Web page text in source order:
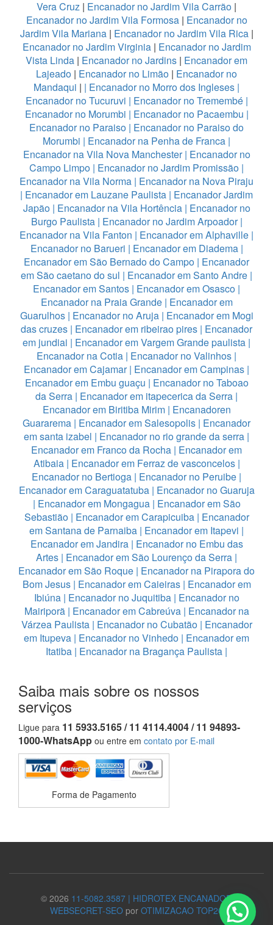
Vera Cruz | Encanador no Jardim Vila Carrão |
Encanador no Jardim Vila Formosa| Encanador no
Jardim Vila Mariana| Encanador no Jardim Vila Rica|
Encanador no Jardim Virginia| Encanador no Jardim
Vista Linda | Encanador no Jardins | Encanador em
Lajeado | Encanador no Limão | Encanador no
Mandaqui | | Encanador no Morro dos Ingleses |
Encanador no Tucuruvi | Encanador no Tremembé|
Encanador no Morumbi | Encanador no Pacaembu |
Encanador no Paraiso | Encanador no Paraiso do
Morumbi | Encanador na Penha de Franca |
Encanador na Vila Nova Manchester| Encanador no
Campo Limpo | Encanador no Jardim Promissão |
Encanador na Vila Norma | Encanador na Nova Piraju
| Encanador em Lauzane Paulista | Encanador Jardim
Japão| Encanador na Vila Hortência| Encanador no
Burgo Paulista| Encanador no Jardim Arpoador|
Encanador na Vila Fanton | Encanador em Alphaville |
Encanador no Barueri | Encanador em Diadema|
Encanador em São Bernado do Campo | Encanador
em São caetano do sul | Encanador em Santo Andre |
Encanador em Santos | Encanador em Osasco |
Encanador na Praia Grande| Encanador em
Guarulhos| Encanador no Aruja| Encanador em Mogi
das cruzes | Encanador em ribeirao pires | Encanador
em jundiai | Encanador em Vargem Grande paulista |
Encanador na Cotia | Encanador no Valinhos |
Encanador em Cajamar| Encanador em Campinas |
Encanador em Embu guaçu | Encanador no Taboao
da Serra | Encanador em itapecerica da Serra |
Encanador em Biritiba Mirim| Encanadoren
Guararema | Encanador em Salesopolis | Encanador
em santa izabel | Encanador no rio grande da serra |
Encanador em Franco da Rocha | Encanador em
Atibaia| Encanador em Ferraz de vasconcelos|
Encanador no Bertioga | Encanador no Peruibe |
Encanador em Caraguatatuba| Encanador no Guaruja
| Encanador em Mongagua| Encanador em São
Sebastião| Encanador em Carapicuiba| Encanador
em Santana de Parnaiba | Encanador em Itapevi |
Encanador em Jandira| Encanador no Embu das
Artes | Encanador em São Lourenço da Serra |
Encanador em São Roque | Encanador na Pirapora do
Bom Jesus| Encanador em Caieiras| Encanador em
Ibiúna| Encanador no Juquitiba| Encanador no
Mairiporã| Encanador em Cabreúva| Encanador na
Várzea Paulista| Encanador no Cubatão| Encanador
em Itupeva | Encanador no Vinhedo | Encanador em
Itatiba | Encanador na Bragança Paulista |
Saiba mais sobre os nossos
serviços
Ligue para 11 5933.5165 / 11 4114.4004 / 11 94893-
1000-WhatsApp ou entre em contato por E-mail
Forma de Pagamento
© 2026 11-5082.3587 | HIDROTEX ENCANADOR
WEBSECRET-SEO por OTIMIZACAO TOP20